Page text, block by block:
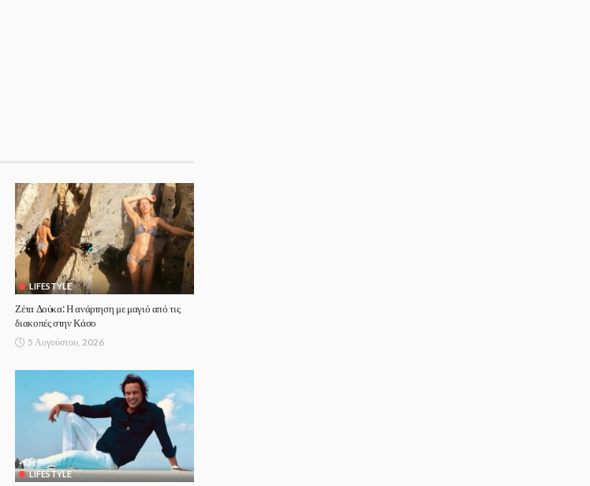
LIFESTYLE
Ζέτα Δούκα: Η ανάρτηση με μαγιό από τις
διακοπές στην Κάσο
5 Αυγούστου, 2026
LIFESTYLE